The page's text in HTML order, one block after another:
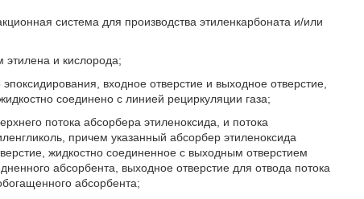
система для производства этиленкарбоната и/или
этилена и кислорода;
входное отверстие и выходное отверстие,
соединено с линией рециркуляции газа;
потока абсорбера этиленоксида, и потока
причем указанный абсорбер этиленоксида
жидкостно соединенное с выходным отверстием
абсорбента, выходное отверстие для отвода потока
абсорбента;